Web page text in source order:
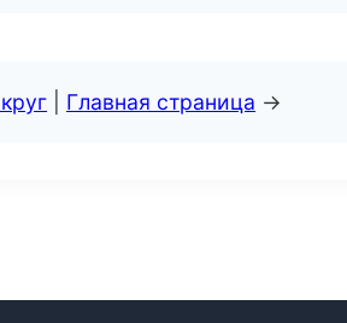
Главная страница →